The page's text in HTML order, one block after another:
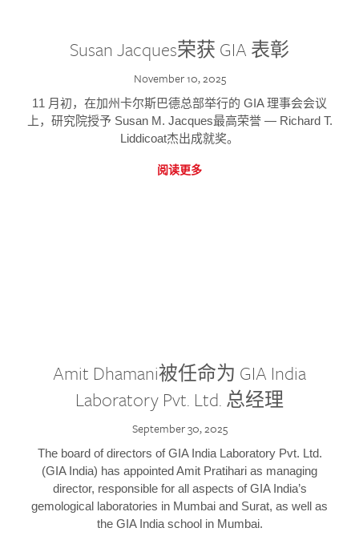
Susan Jacques荣获 GIA 表彰
November 10, 2025
11 月初，在加州卡尔斯巴德总部举行的 GIA 理事会会议
上，研究院授予 Susan M. Jacques最高荣誉 — Richard T.
Liddicoat杰出成就奖。
阅读更多
Amit Dhamani被任命为 GIA India
Laboratory Pvt. Ltd. 总经理
September 30, 2025
The board of directors of GIA India Laboratory Pvt. Ltd.
(GIA India) has appointed Amit Pratihari as managing
director, responsible for all aspects of GIA India’s
gemological laboratories in Mumbai and Surat, as well as
the GIA India school in Mumbai.